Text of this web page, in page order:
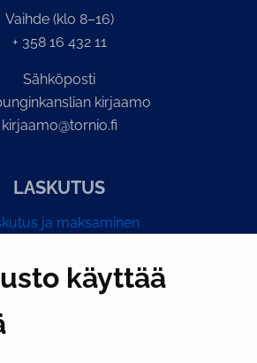
käyttää
Vaihde (klo 8–16)
+ 358 16 432 11
Sähköposti
kirjaamo
kirjaamo@tornio.fi
LASKUTUS
ja maksaminen